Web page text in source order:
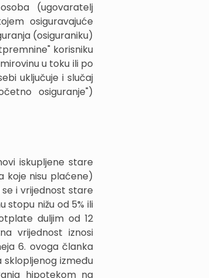
(ugovaratelj
osiguravajuće
(osiguraniku)
korisniku
u toku ili po
uključuje i slučaj
osiguranje")
iskupljene stare
koje nisu plaćene)
i vrijednost stare
stopu nižu od 5% ili
duljim od 12
vrijednost iznosi
6. ovoga članka
sklopljenog između
hipotekom na